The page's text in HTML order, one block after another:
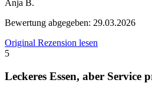
Anja B.
Bewertung abgegeben: 29.03.2026
Original Rezension lesen
5
Leckeres Essen, aber Service